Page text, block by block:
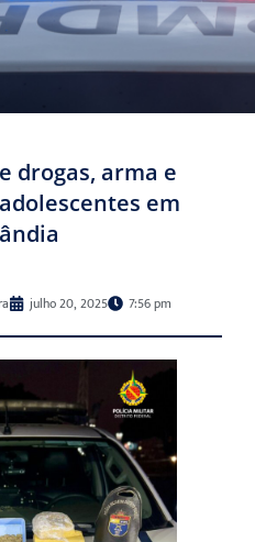
drogas, arma e
em
julho 20, 2025 7:56 pm